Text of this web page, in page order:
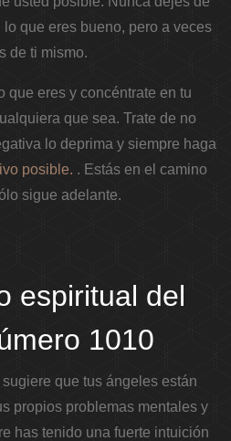
que eres bueno, pero a veces
de ti mismo.
que eres y concéntrate en tu
que sea. Trate de no
lo deprima y siempre haga
posible. . Estás en el camino
sigue adelante.
espiritual del
1010
que tus ángeles están
propios problemas mentales y
has tenido una fuerte intuición